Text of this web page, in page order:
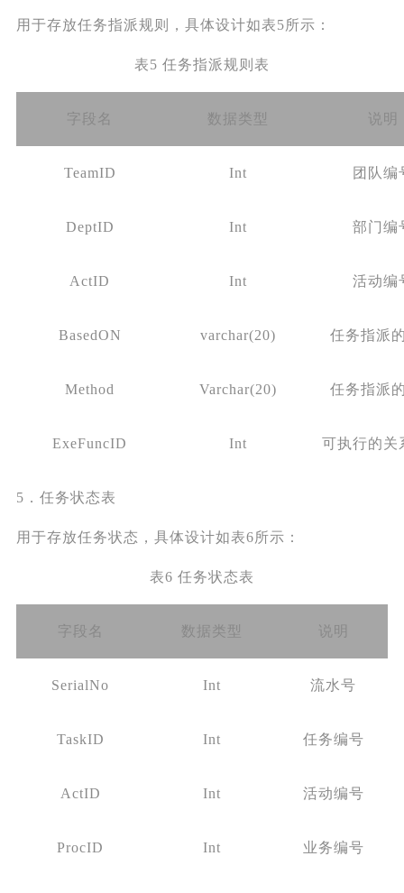
用于存放任务指派规则，具体设计如表5所示：
表5 任务指派规则表
字段名 数据类型 说明
TeamID Int 团队编
DeptID Int 部门编
ActID Int 活动编
BasedON varchar(20) 任务指派
Method Varchar(20) 任务指派
ExeFuncID Int 可执行的关
5．任务状态表
用于存放任务状态，具体设计如表6所示：
表6 任务状态表
字段名 数据类型 说明
SerialNo Int 流水号
TaskID Int 任务编号
ActID Int 活动编号
ProcID Int 业务编号